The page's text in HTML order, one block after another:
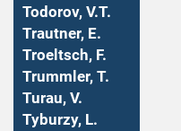
Todorov, V.T.
Trautner, E.
Troeltsch, F.
Trummler, T.
Turau, V.
Tyburzy, L.